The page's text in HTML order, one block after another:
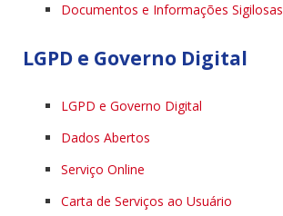
Documentos e Informações Sigilosas
LGPD e Governo Digital
LGPD e Governo Digital
Dados Abertos
Serviço Online
Carta de Serviços ao Usuário